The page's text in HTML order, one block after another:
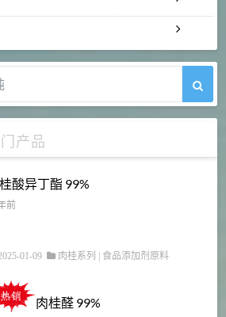
产品
酸异丁酯 99%
前
01-09 肉桂系列 食品添加剂原料
肉桂醛 99%